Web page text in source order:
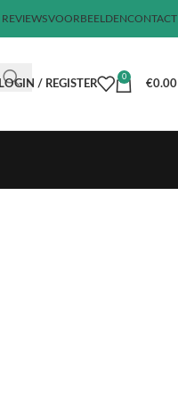
REVIEWSVOORBEELDENCONTACT
LOGIN / REGISTER
0
€0.00